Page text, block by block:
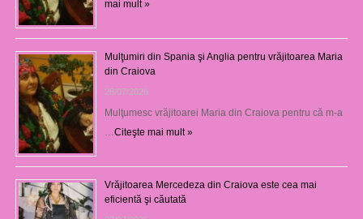
mai mult »
Mulţumiri din Spania şi Anglia pentru vrăjitoarea Maria
din Craiova
28/07/2026
Mulţumesc vrăjitoarei Maria din Craiova pentru că m-a
…Citeşte mai mult »
Vrăjitoarea Mercedeza din Craiova este cea mai
eficientă şi căutată